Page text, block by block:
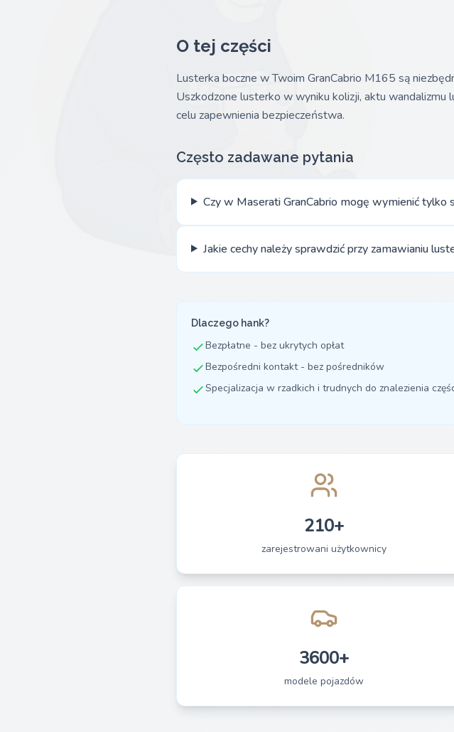
O tej części
Lusterka boczne w Twoim GranCabrio M165 są
Uszkodzone lusterko w wyniku kolizji, aktu
celu zapewnienia bezpieczeństwa.
Często zadawane pytania
Czy w Maserati GranCabrio mogę wymienić tylko
Jakie cechy należy sprawdzić przy zamawianiu
Dlaczego hank?
Bezpłatne - bez ukrytych opłat
Bezpośredni kontakt - bez pośredników
Specjalizacja w rzadkich i trudnych do znalezienia
210+
zarejestrowani użytkownicy
3600+
modele pojazdów